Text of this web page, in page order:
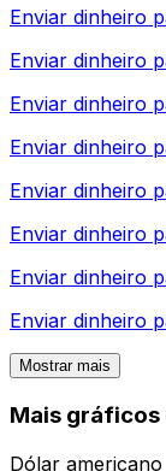
Enviar dinheiro
Enviar dinheiro
Enviar dinheiro
Enviar dinheiro
Enviar dinheiro
Enviar dinheiro
Enviar dinheiro
Enviar dinheiro
Mostrar mais
Mais gráficos
Dólar americano